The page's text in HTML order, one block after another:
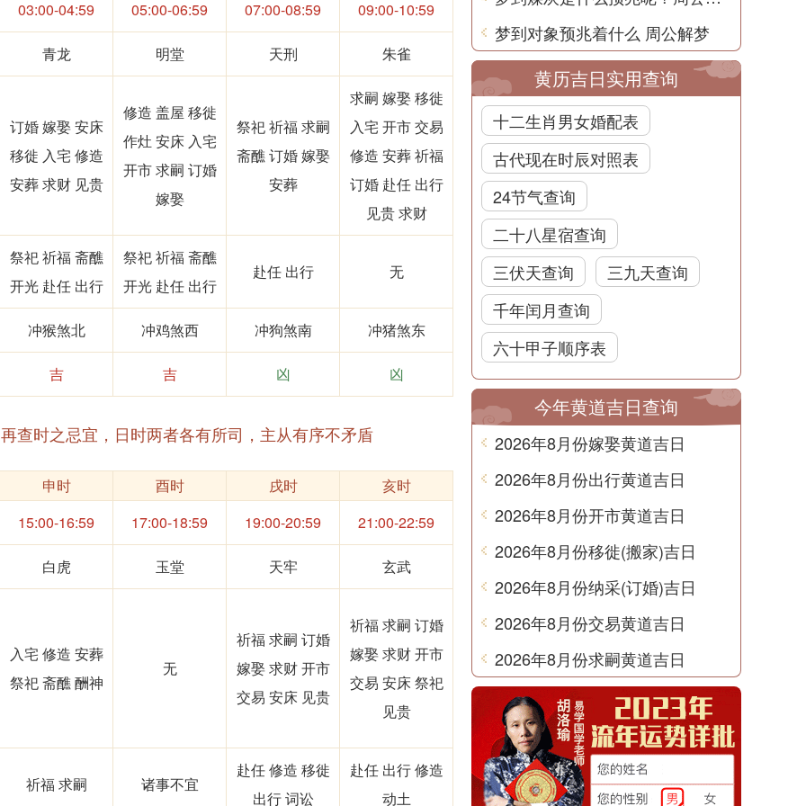
03:00-04:59 05:00-06:59 07:00-08:59 09:00-10:59
青龙 明堂 天刑 朱雀
订婚 嫁娶 安床
移徙 入宅 修造
安葬 求财 见贵
修造 盖屋 移徙
作灶 安床 入宅
开市 求嗣 订婚
嫁娶
祭祀 祈福 求嗣
斋醮 订婚 嫁娶
安葬
求嗣 嫁娶 移徙
入宅 开市 交易
修造 安葬 祈福
订婚 赴任 出行
见贵 求财
祭祀 祈福 斋醮
开光 赴任 出行
祭祀 祈福 斋醮
开光 赴任 出行
赴任 出行 无
冲猴煞北 冲鸡煞西 冲狗煞南 冲猪煞东
吉 吉 凶 凶
查时之忌宜，日时两者各有所司，主从有序不矛盾
申时 酉时 戌时
亥时
15:00-16:59
17:00-18:59 19:00-20:59 21:00-22:59
白虎 玉堂 天牢 玄武
入宅 修造 安葬
祭祀 斋醮 酬神
无
祈福 求嗣 订婚
嫁娶 求财 开市
交易 安床 见贵
祈福 求嗣 订婚
嫁娶 求财 开市
交易 安床 祭祀
见贵
祈福 求嗣 诸事不宜
赴任 修造 移徙
出行 词讼
赴任 出行 修造
动土
梦到对象预兆着什么 周公解梦
黄历吉日实用查询
十二生肖男女婚配表
古代现在时辰对照表
24节气查询
二十八星宿查询
三伏天查询
三九天查询
千年闰月查询
六十甲子顺序表
今年黄道吉日查询
2026年8月份嫁娶黄道吉日
2026年8月份出行黄道吉日
2026年8月份开市黄道吉日
2026年8月份移徙(搬家)吉日
2026年8月份纳采(订婚)吉日
2026年8月份交易黄道吉日
2026年8月份求嗣黄道吉日